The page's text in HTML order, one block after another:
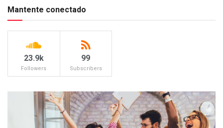
Mantente conectado
23.9k
Followers
99
Subscribers